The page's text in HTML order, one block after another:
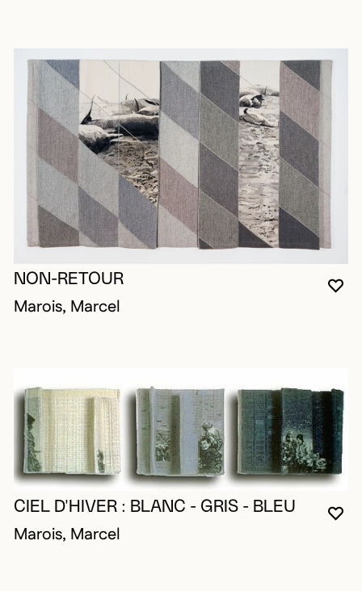
NON-RETOUR
Marois, Marcel
CIEL D'HIVER : BLANC - GRIS - BLEU
Marois, Marcel